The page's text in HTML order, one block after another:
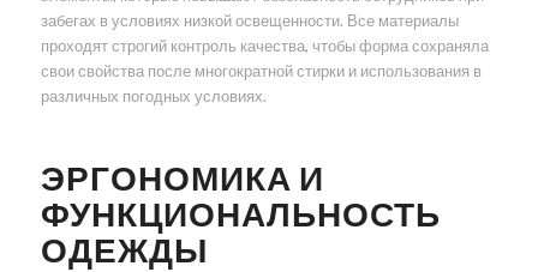
забегах в условиях низкой освещенности. Все материалы
проходят строгий контроль качества, чтобы форма сохраняла
свои свойства после многократной стирки и использования в
различных погодных условиях.
ЭРГОНОМИКА И
ФУНКЦИОНАЛЬНОСТЬ
ОДЕЖДЫ